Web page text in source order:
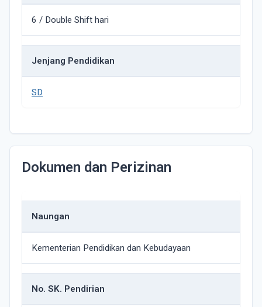
6 / Double Shift hari
Jenjang Pendidikan
SD
Dokumen dan Perizinan
Naungan
Kementerian Pendidikan dan Kebudayaan
No. SK. Pendirian